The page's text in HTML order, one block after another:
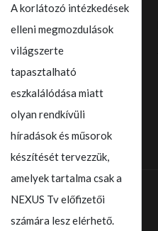
A korlátozó intézkedések
elleni megmozdulások
világszerte
tapasztalható
eszkalálódása miatt
olyan rendkívüli
híradások és műsorok
készítését tervezzük,
amelyek tartalma csak a
NEXUS Tv előfizetői
számára lesz elérhető.